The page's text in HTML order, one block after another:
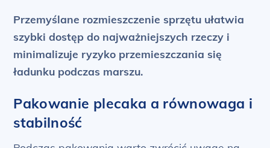
Przemyślane rozmieszczenie sprzętu ułatwia
szybki dostęp do najważniejszych rzeczy i
minimalizuje ryzyko przemieszczania się
ładunku podczas marszu.
Pakowanie plecaka a równowaga i
stabilność